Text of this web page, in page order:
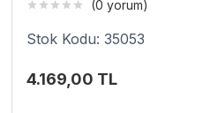
(0 yorum)
Stok Kodu: 35053
4.169,00 TL